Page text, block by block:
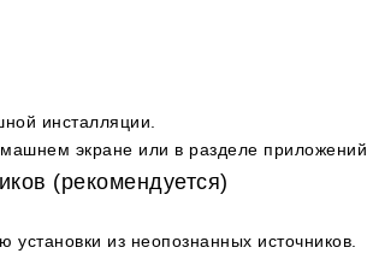
инсталляции.
экране или в разделе приложений.
(рекомендуется)
из неопознанных источников.